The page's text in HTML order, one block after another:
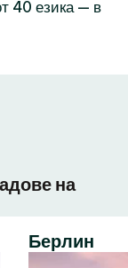
40 езика — в
на
Берлин